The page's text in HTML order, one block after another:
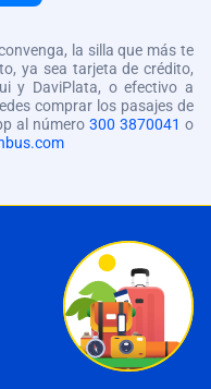
la silla que más te
ya sea tarjeta de crédito,
y DaviPlata, o efectivo a
comprar los pasajes de
al número 300 3870041 o